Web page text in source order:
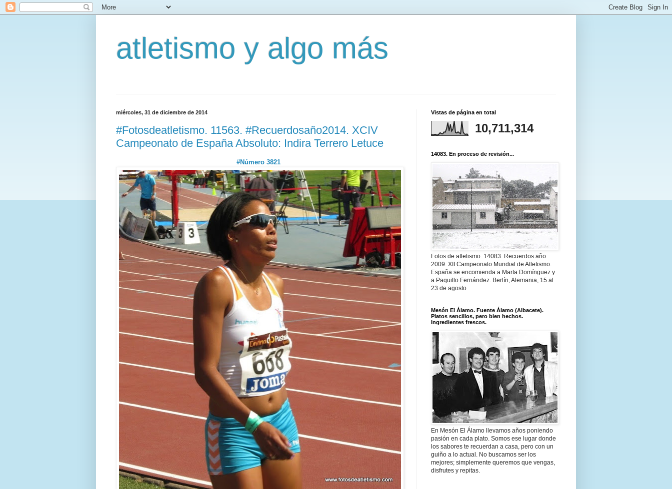
atletismo y algo más
miércoles, 31 de diciembre de 2014
#Fotosdeatletismo. 11563. #Recuerdosaño2014. XCIV
Campeonato de España Absoluto: Indira Terrero Letuce
#Número 3821
Vistas de página en total
10,711,314
14083. En proceso de revisión...
Fotos de atletismo. 14083. Recuerdos año
2009. XII Campeonato Mundial de Atletismo.
España se encomienda a Marta Domínguez y
a Paquillo Fernández. Berlín, Alemania, 15 al
23 de agosto
Mesón El Álamo. Fuente Álamo (Albacete).
Platos sencillos, pero bien hechos.
Ingredientes frescos.
En Mesón El Álamo llevamos años poniendo
pasión en cada plato. Somos ese lugar donde
los sabores te recuerdan a casa, pero con un
guiño a lo actual. No buscamos ser los
mejores; simplemente queremos que vengas,
disfrutes y repitas.